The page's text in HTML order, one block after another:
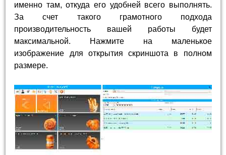
именно там, откуда его удобней всего выполнять.
За счет такого грамотного подхода
производительность вашей работы будет
максимальной. Нажмите на маленькое
изображение для открытия скриншота в полном
размере.